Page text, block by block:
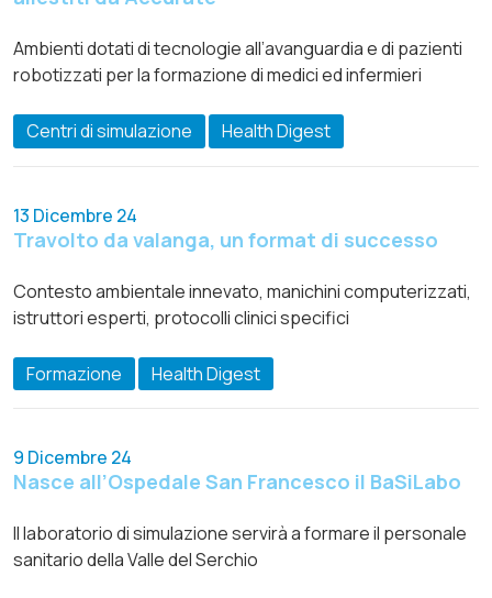
Ambienti dotati di tecnologie all’avanguardia e di pazienti
robotizzati per la formazione di medici ed infermieri
Centri di simulazione Health Digest
13 Dicembre 24
Travolto da valanga, un format di successo
Contesto ambientale innevato, manichini computerizzati,
istruttori esperti, protocolli clinici specifici
Formazione Health Digest
9 Dicembre 24
Nasce all’Ospedale San Francesco il BaSiLabo
Il laboratorio di simulazione servirà a formare il personale
sanitario della Valle del Serchio